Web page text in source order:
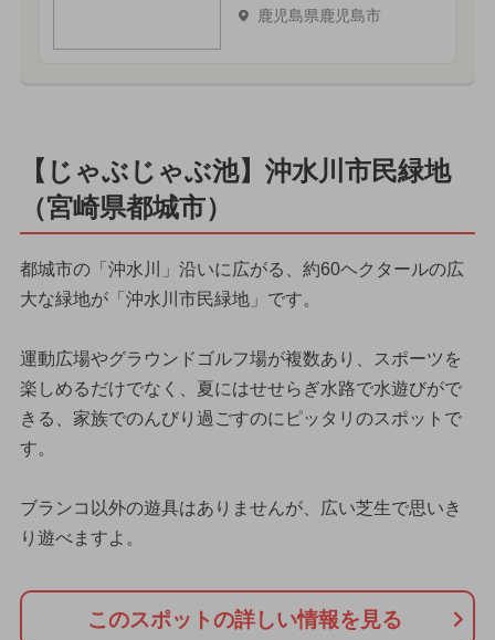
鹿児島県鹿児島市
【じゃぶじゃぶ池】沖水川市民緑地
（宮崎県都城市）
都城市の「沖水川」沿いに広がる、約60ヘクタールの広
大な緑地が「沖水川市民緑地」です。
運動広場やグラウンドゴルフ場が複数あり、スポーツを
楽しめるだけでなく、夏にはせせらぎ水路で水遊びがで
きる、家族でのんびり過ごすのにピッタリのスポットで
す。
ブランコ以外の遊具はありませんが、広い芝生で思いき
り遊べますよ。
このスポットの詳しい情報を見る